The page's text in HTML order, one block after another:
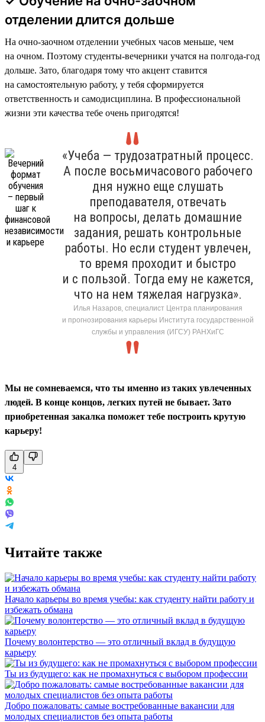
отделении длится дольше
На очно-заочном отделении учебных часов меньше, чем
на очном. Поэтому студенты-вечерники учатся на полгода-год
дольше. Зато, благодаря тому что акцент ставится
на самостоятельную работу, у тебя сформируется
ответственность и самодисциплина. В профессиональной
жизни эти качества тебе очень пригодятся!
«Учеба — трудозатратный процесс.
А после восьмичасового рабочего
дня нужно еще слушать
преподавателя, отвечать
на вопросы, делать домашние
задания, решать контрольные
работы. Но если студент увлечен,
то время проходит и быстро
и с пользой. Тогда ему не кажется,
что на нем тяжелая нагрузка».
Илья Назаров, специалист Центра планирования
и прогнозирования карьеры Института государственной
службы и управления (ИГСУ) РАНХиГС
Мы не сомневаемся, что ты именно из таких увлеченных
людей. В конце концов, легких путей не бывает. Зато
приобретенная закалка поможет тебе построить крутую
карьеру!
4
Читайте также
Начало карьеры во время учебы: как студенту найти работу и
избежать обмана
Почему волонтерство — это отличный вклад в будущую
карьеру
Ты из будущего: как не промахнуться с выбором профессии
Добро пожаловать: самые востребованные вакансии для
молодых специалистов без опыта работы